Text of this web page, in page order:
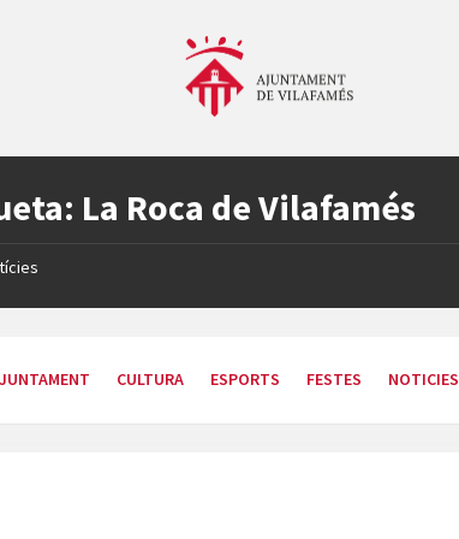
La Roca de Vilafamés
CULTURA ESPORTS FESTES NOTICIES